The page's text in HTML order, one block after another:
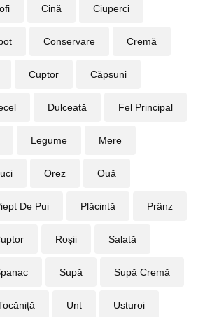
Cină Ciuperci
Conservare Cremă
Cuptor Căpșuni
Dulceață Fel Principal
Legume Mere
Orez Ouă
De Pui Plăcintă Prânz
Roșii Salată
Supă Supă Cremă
Unt Usturoi